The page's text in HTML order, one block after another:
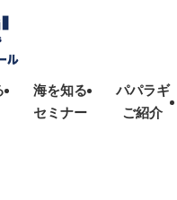
海を知る
セミナー
パパラギ
ご紹介